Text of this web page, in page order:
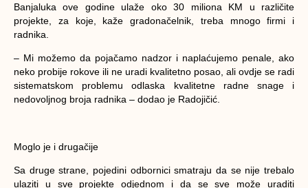
Banjaluka ove godine ulaže oko 30 miliona KM u različite
projekte, za koje, kaže gradonačelnik, treba mnogo firmi i
radnika.
– Mi možemo da pojačamo nadzor i naplaćujemo penale, ako
neko probije rokove ili ne uradi kvalitetno posao, ali ovdje se radi
sistematskom problemu odlaska kvalitetne radne snage i
nedovoljnog broja radnika – dodao je Radojičić.
Moglo je i drugačije
Sa druge strane, pojedini odbornici smatraju da se nije trebalo
ulaziti u sve projekte odjednom i da se sve može uraditi